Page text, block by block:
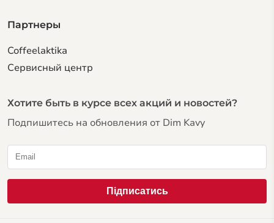
Партнеры
Coffeelaktika
Сервисный центр
Хотите быть в курсе всех акций и новостей?
Подпишитесь на обновления от Dim Kavy